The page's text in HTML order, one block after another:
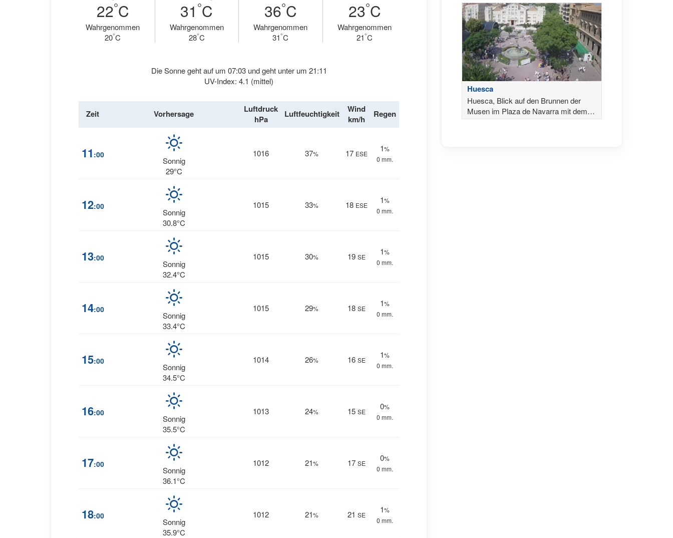
22°C
Wahrgenommen
20°C
31 °C
Wahrgenommen
28°C
36°C
Wahrgenommen
31°C
23°C
Wahrgenommen
21°C
Die Sonne geht auf um 07:03 und geht unter um 21:11
UV-Index: 4.1 (mittel)
Zeit Vorhersage
Luftdruck
hPa
Luftfeuchtigkeit
Wind
km/h
Regen
11 :00
Sonnig
29°C
1016 37% 17 ESE
1%
0 mm.
12:00
Sonnig
30.8°C
1015 33% 18 ESE
1%
0 mm.
13:00
Sonnig
32.4°C
1015 30% 19 SE
1%
0 mm.
14:00
Sonnig
33.4°C
1015 29% 18 SE
1%
0 mm.
15:00
Sonnig
34.5°C
1014 26% 16 SE
1%
0 mm.
16:00
Sonnig
35.5°C
1013 24% 15 SE
0%
0 mm.
17:00
Sonnig
36.1°C
1012 21% 17 SE
0%
0 mm.
18:00
Sonnig
35.9°C
1012 21% 21 SE
1%
0 mm.
Huesca
Huesca, Blick auf den Brunnen der
Musen im Plaza de Navarra mit dem
Círculo Oscense im Hintergrund